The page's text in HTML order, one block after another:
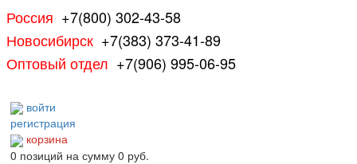
Россия +7(800) 302-43-58
Новосибирск +7(383) 373-41-89
Оптовый отдел +7(906) 995-06-95
войти
регистрация
корзина
0 позиций на сумму 0 руб.